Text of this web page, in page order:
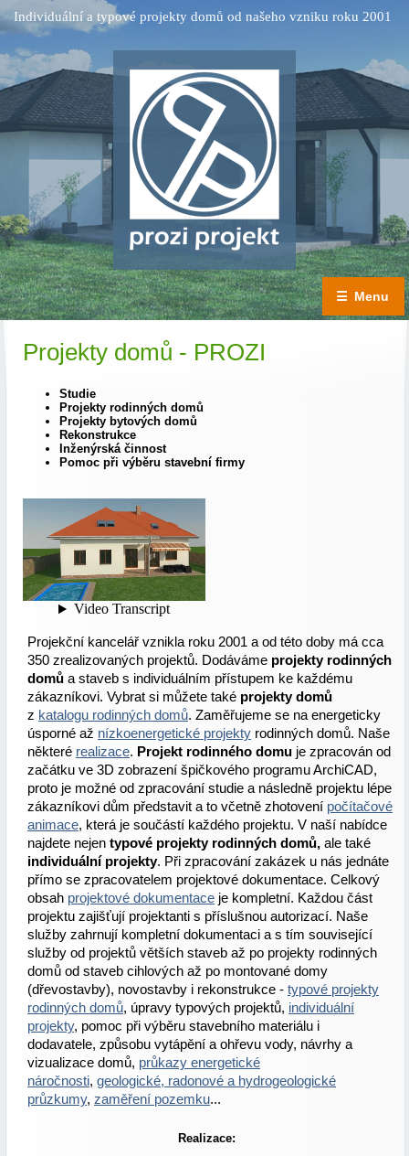
Individuální a typové projekty domů od našeho vzniku roku 2001
☰ Menu
Projekty domů - PROZI
Studie
Projekty rodinných domů
Projekty bytových domů
Rekonstrukce
Inženýrská činnost
Pomoc při výběru stavební firmy
Projekční kancelář vznikla roku 2001 a od této doby má cca
350 zrealizovaných projektů. Dodáváme projekty rodinných
domů a staveb s individuálním přístupem ke každému
zákazníkovi. Vybrat si můžete také projekty domů
z katalogu rodinných domů. Zaměřujeme se na energeticky
úsporné až nízkoenergetické projekty rodinných domů. Naše
některé realizace. Projekt rodinného domu je zpracován od
začátku ve 3D zobrazení špičkového programu ArchiCAD,
proto je možné od zpracování studie a následně projektu lépe
zákazníkovi dům představit a to včetně zhotovení počítačové
animace, která je součástí každého projektu. V naší nabídce
najdete nejen typové projekty rodinných domů, ale také
individuální projekty. Při zpracování zakázek u nás jednáte
přímo se zpracovatelem projektové dokumentace. Celkový
obsah projektové dokumentace je kompletní. Každou část
projektu zajišťují projektanti s příslušnou autorizací. Naše
služby zahrnují kompletní dokumentaci a s tím související
služby od projektů větších staveb až po projekty rodinných
domů od staveb cihlových až po montované domy
(dřevostavby), novostavby i rekonstrukce - typové projekty
rodinných domů, úpravy typových projektů, individuální
projekty, pomoc při výběru stavebního materiálu i
dodavatele, způsobu vytápění a ohřevu vody, návrhy a
vizualizace domů, průkazy energetické
náročnosti, geologické, radonové a hydrogeologické
průzkumy, zaměření pozemku...
Realizace: